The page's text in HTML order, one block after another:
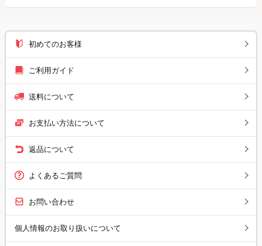
初めてのお客様
ご利用ガイド
送料について
お支払い方法について
返品について
よくあるご質問
お問い合わせ
個人情報のお取り扱いについて